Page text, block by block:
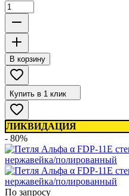
В корзину
Купить в 1 клик
ЛИКВИДАЦИЯ
- 80%
По запросу